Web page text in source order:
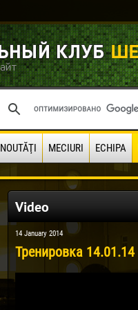
NOUTĂŢI MECIURI ECHIPA
Video
14 January 2014
Тренировка 14.01.14